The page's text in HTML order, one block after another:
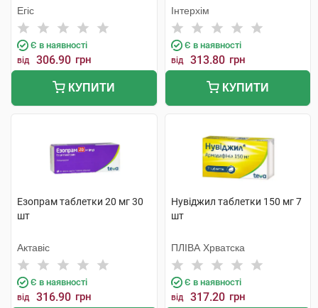
Егіс
Є в наявності
від 306.90 грн
КУПИТИ
Інтерхім
Є в наявності
від 313.80 грн
КУПИТИ
Езопрам таблетки 20 мг 30
шт
Актавіс
Є в наявності
від 316.90 грн
Нувіджил таблетки 150 мг 7
шт
ПЛІВА Хрватска
Є в наявності
від 317.20 грн